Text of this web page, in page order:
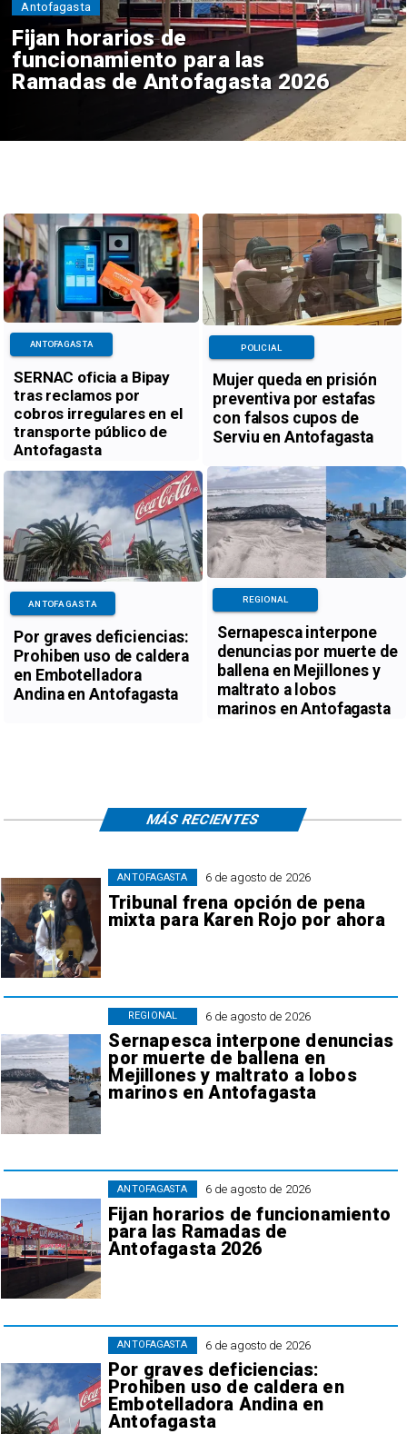
Fijan horarios de
funcionamiento para las
Ramadas de Antofagasta 2026
Antofagasta
SERNAC oficia a Bipay
tras reclamos por
cobros irregulares en el
transporte público de
Antofagasta
ANTOFAGASTA
Mujer queda en prisión
preventiva por estafas
con falsos cupos de
Serviu en Antofagasta
POLICIAL
Por graves deficiencias:
Prohiben uso de caldera
en Embotelladora
Andina en Antofagasta
ANTOFAGASTA
Sernapesca interpone
denuncias por muerte de
ballena en Mejillones y
maltrato a lobos
marinos en Antofagasta
REGIONAL
6 de agosto de 2026
Tribunal frena opción de pena
mixta para Karen Rojo por ahora
ANTOFAGASTA
6 de agosto de 2026
Sernapesca interpone denuncias
por muerte de ballena en
Mejillones y maltrato a lobos
marinos en Antofagasta
REGIONAL
6 de agosto de 2026
Fijan horarios de funcionamiento
para las Ramadas de
Antofagasta 2026
ANTOFAGASTA
6 de agosto de 2026
Por graves deficiencias:
Prohiben uso de caldera en
Embotelladora Andina en
Antofagasta
ANTOFAGASTA
MÁS RECIENTES